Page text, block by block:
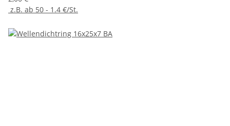
z.B. ab 50 - 1.4 €/St.